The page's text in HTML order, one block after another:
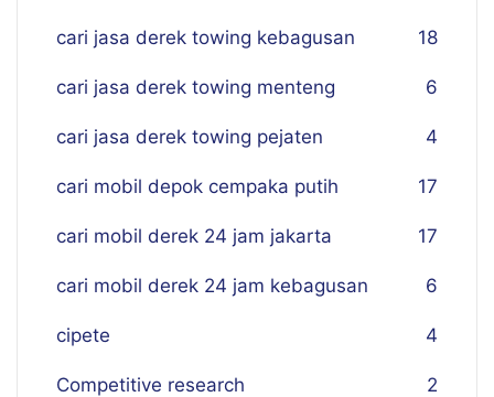
cari jasa derek towing kebagusan 18
cari jasa derek towing menteng 6
cari jasa derek towing pejaten 4
cari mobil depok cempaka putih 17
cari mobil derek 24 jam jakarta 17
cari mobil derek 24 jam kebagusan 6
cipete 4
Competitive research 2